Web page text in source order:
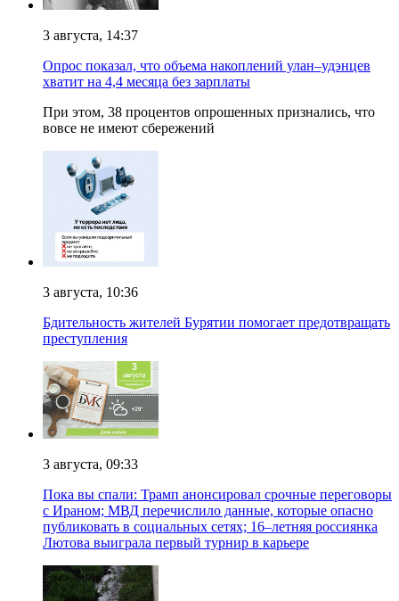
3 августа, 14:37
Опрос показал, что объема накоплений улан–удэнцев
хватит на 4,4 месяца без зарплаты
При этом, 38 процентов опрошенных признались, что
вовсе не имеют сбережений
3 августа, 10:36
Бдительность жителей Бурятии помогает предотвращать
преступления
3 августа, 09:33
Пока вы спали: Трамп анонсировал срочные переговоры
с Ираном; МВД перечислило данные, которые опасно
публиковать в социальных сетях; 16–летняя россиянка
Лютова выиграла первый турнир в карьере